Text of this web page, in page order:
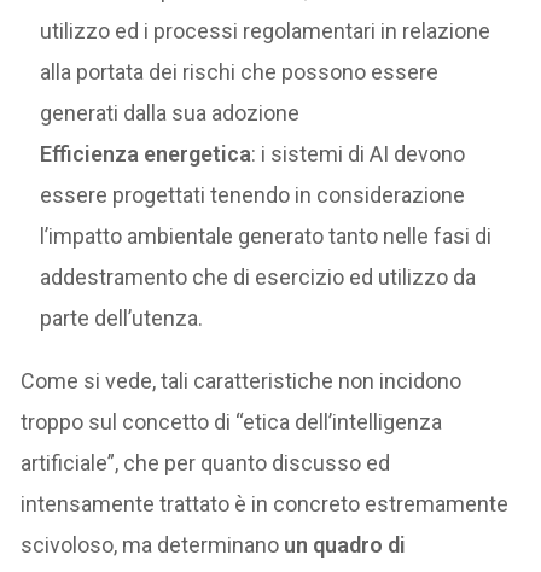
utilizzo ed i processi regolamentari in relazione
alla portata dei rischi che possono essere
generati dalla sua adozione
Efficienza energetica: i sistemi di AI devono
essere progettati tenendo in considerazione
l’impatto ambientale generato tanto nelle fasi di
addestramento che di esercizio ed utilizzo da
parte dell’utenza.
Come si vede, tali caratteristiche non incidono
troppo sul concetto di “etica dell’intelligenza
artificiale”, che per quanto discusso ed
intensamente trattato è in concreto estremamente
scivoloso, ma determinano un quadro di